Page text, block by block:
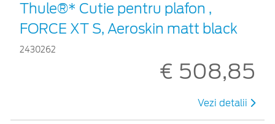
Thule®* Cutie pentru plafon ,
FORCE XT S, Aeroskin matt black
2430262
€ 508,85
Vezi detalii